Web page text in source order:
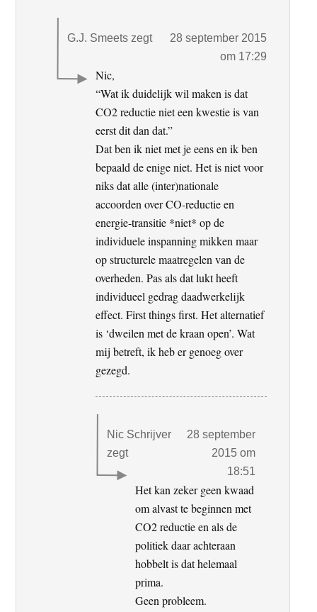
G.J. Smeets zegt
28 september 2015
om 17:29
Nic,
“Wat ik duidelijk wil maken is dat
CO2 reductie niet een kwestie is van
eerst dit dan dat.”
Dat ben ik niet met je eens en ik ben
bepaald de enige niet. Het is niet voor
niks dat alle (inter)nationale
accoorden over CO-reductie en
energie-transitie *niet* op de
individuele inspanning mikken maar
op structurele maatregelen van de
overheden. Pas als dat lukt heeft
individueel gedrag daadwerkelijk
effect. First things first. Het alternatief
is ‘dweilen met de kraan open’. Wat
mij betreft, ik heb er genoeg over
gezegd.
Nic Schrijver
zegt
28 september
2015 om
18:51
Het kan zeker geen kwaad
om alvast te beginnen met
CO2 reductie en als de
politiek daar achteraan
hobbelt is dat helemaal
prima.
Geen probleem.